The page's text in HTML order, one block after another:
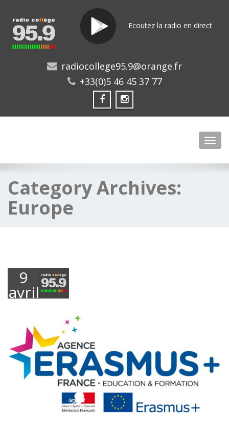
Ecoutez la radio en direct
radiocollege95.9@orange.fr
+33(0)5 46 45 37 77
Category Archives:
Europe
9
avril